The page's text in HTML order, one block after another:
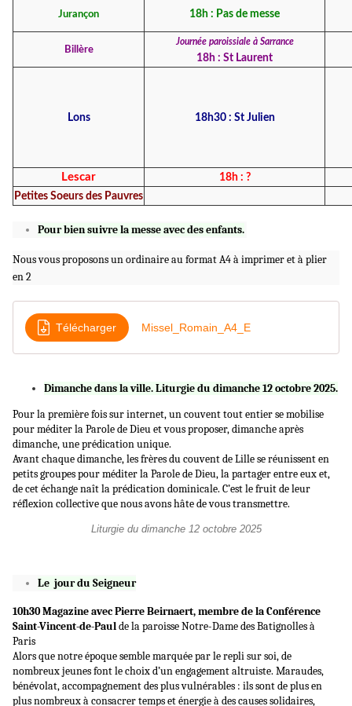
Jurançon 18h : Pas de messe
Billère
Journée paroissiale à Sarrance
18h : St Laurent
Lons 18h30 : St Julien
Lescar
18h : ?
Petites Soeurs des Pauvres
Pour bien suivre la messe avec des enfants.
Nous vous proposons un ordinaire au format A4 à imprimer et à plier
en 2
Télécharger Missel_Romain_A4_E
Dimanche dans la ville. Liturgie du dimanche 12 octobre 2025.
Pour la première fois sur internet, un couvent tout entier se mobilise
pour méditer la Parole de Dieu et vous proposer, dimanche après
dimanche, une prédication unique.
Avant chaque dimanche, les frères du couvent de Lille se réunissent en
petits groupes pour méditer la Parole de Dieu, la partager entre eux et,
de cet échange naît la prédication dominicale. C’est le fruit de leur
réflexion collective que nous avons hâte de vous transmettre.
Liturgie du dimanche 12 octobre 2025
Le jour du Seigneur
10h30 Magazine avec Pierre Beirnaert, membre de la Conférence
Saint-Vincent-de-Paulde la paroisse Notre-Dame des Batignolles à
Paris
Alors que notre époque semble marquée par le repli sur soi, de
nombreux jeunes font le choix d’un engagement altruiste. Maraudes,
bénévolat, accompagnement des plus vulnérables : ils sont de plus en
plus nombreux à consacrer temps et énergie à des causes solidaires,